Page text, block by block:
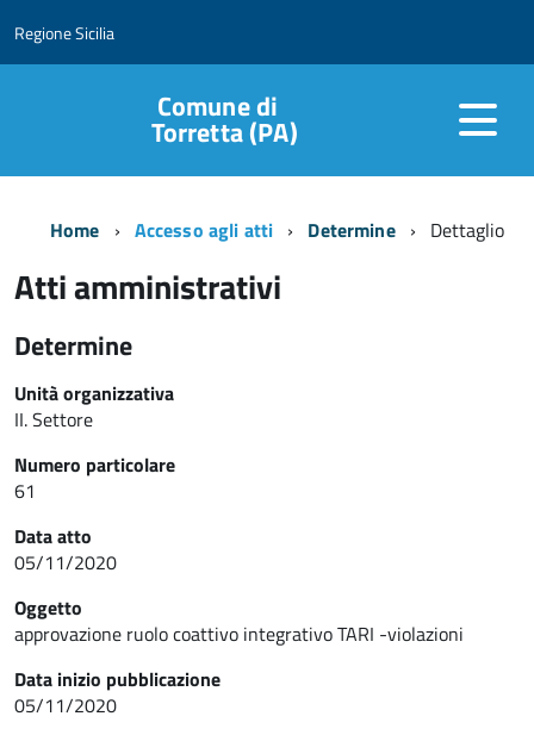
Regione Sicilia
Comune di
Torretta (PA)
Home Accesso agli atti Determine Dettaglio
Atti amministrativi
Determine
Unità organizzativa
II. Settore
Numero particolare
61
Data atto
05/11/2020
Oggetto
approvazione ruolo coattivo integrativo TARI -violazioni
Data inizio pubblicazione
05/11/2020